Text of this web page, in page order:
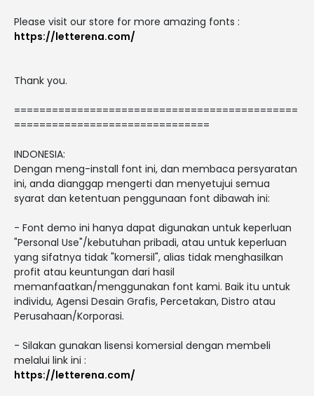
Please visit our store for more amazing fonts :
https://letterena.com/
Thank you.
=============================================
===============================
INDONESIA:
Dengan meng-install font ini, dan membaca persyaratan
ini, anda dianggap mengerti dan menyetujui semua
syarat dan ketentuan penggunaan font dibawah ini:
- Font demo ini hanya dapat digunakan untuk keperluan
"Personal Use"/kebutuhan pribadi, atau untuk keperluan
yang sifatnya tidak "komersil", alias tidak menghasilkan
profit atau keuntungan dari hasil
memanfaatkan/menggunakan font kami. Baik itu untuk
individu, Agensi Desain Grafis, Percetakan, Distro atau
Perusahaan/Korporasi.
- Silakan gunakan lisensi komersial dengan membeli
melalui link ini :
https://letterena.com/